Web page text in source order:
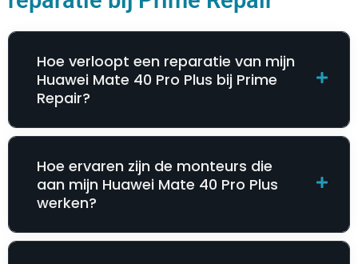
Hoe verloopt een reparatie van mijn
Huawei Mate 40 Pro Plus bij Prime
Repair?
Hoe ervaren zijn de monteurs die
aan mijn Huawei Mate 40 Pro Plus
werken?